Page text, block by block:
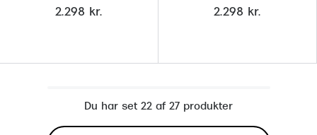
2.298 kr. 2.298 kr.
Du har set 22 af 27 produkter